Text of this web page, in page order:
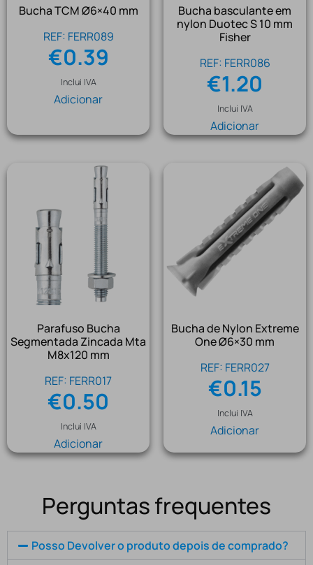
Bucha TCM Ø6×40 mm
REF: FERR089
€0.39
Inclui IVA
Adicionar
Bucha basculante em
nylon Duotec S 10 mm
Fisher
REF: FERR086
€1.20
Inclui IVA
Adicionar
Parafuso Bucha
Segmentada Zincada Mta
M8x120 mm
REF: FERR017
€0.50
Inclui IVA
Adicionar
Bucha de Nylon Extreme
One Ø6×30 mm
REF: FERR027
€0.15
Inclui IVA
Adicionar
Perguntas frequentes
Posso Devolver o produto depois de comprado?